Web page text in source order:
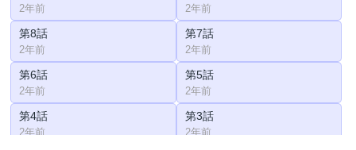
2年前 2年前
第8話
2年前
第7話
2年前
第6話
2年前
第5話
2年前
第4話
2年前
第3話
2年前